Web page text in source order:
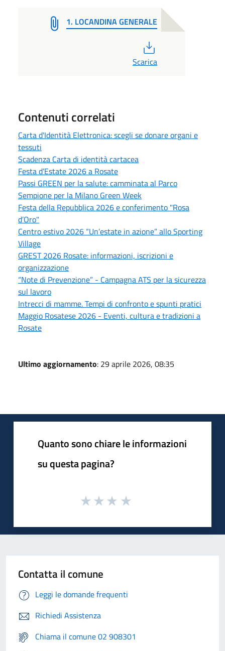
1. LOCANDINA GENERALE
Scarica
Contenuti correlati
Carta d'Identità Elettronica: scegli se donare organi e
tessuti
Scadenza Carta di identità cartacea
Festa d’Estate 2026 a Rosate
Passi GREEN per la salute: camminata al Parco
Sempione per la Milano Green Week
Festa della Repubblica 2026 e conferimento "Rosa
d’Oro"
Centro estivo 2026 “Un’estate in azione” allo Sporting
Village
GREST 2026 Rosate: informazioni, iscrizioni e
organizzazione
“Note di Prevenzione” - Campagna ATS per la sicurezza
sul lavoro
Intrecci di mamme. Tempi di confronto e spunti pratici
Maggio Rosatese 2026 - Eventi, cultura e tradizioni a
Rosate
Ultimo aggiornamento: 29 aprile 2026, 08:35
Quanto sono chiare le informazioni
su questa pagina?
Contatta il comune
Leggi le domande frequenti
Richiedi Assistenza
Chiama il comune 02 908301